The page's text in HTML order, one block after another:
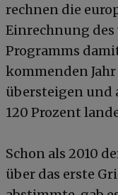
rechnen die
Einrechnung
Programms
kommenden
übersteigen und
120 Prozent
Schon als 2010
über das erste